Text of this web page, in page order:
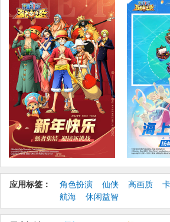
【更新日志】:
1.红色品质伙伴：回怒复活 战地堡垒——新
2.新增诱惑森林副本（上、中、下）
3.功能优化-英雄争锋新增积分系统和多套
4.新玩法：海盗悬赏
5.深海监狱层数增加，开启331~350层。
6.宝石等级上限提升至6级。
7.白金升级：红卡提奇、霍迪·琼斯、霍金斯
8.助战等级提升：麦哲伦、马尔高、罗布·鲁
应用标签： 角色扮演 仙侠 高画质
航海
休闲益智